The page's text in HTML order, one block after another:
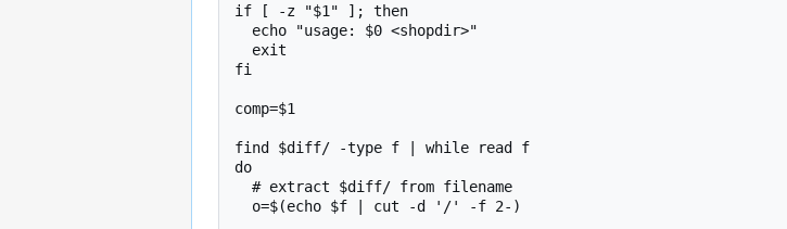
if [ -z "$1" ]; then
fi
comp=$1
find $diff/ -type f | while read f
do